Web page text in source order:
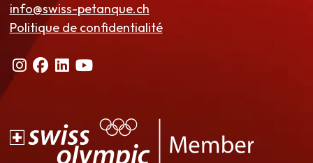
info@swiss-petanque.ch
Politique de confidentialité